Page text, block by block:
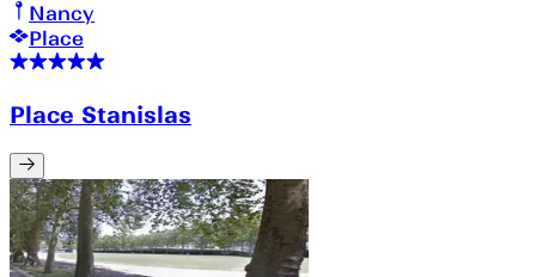
Nancy
Place
Place Stanislas